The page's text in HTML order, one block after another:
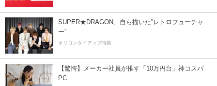
SUPER★DRAGON、自ら描いた”レトロフューチャ
ー”
オリコンタイアップ特集
【驚愕】メーカー社員が推す「10万円台」神コスパ
PC